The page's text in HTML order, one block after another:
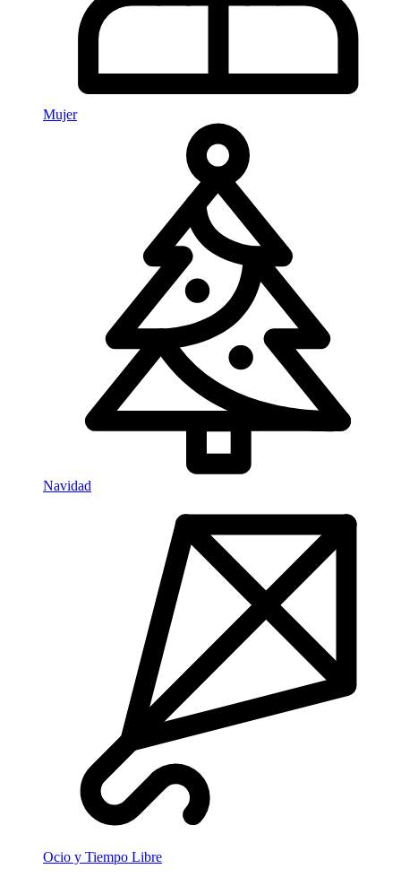
Mujer
Navidad
Ocio y Tiempo Libre